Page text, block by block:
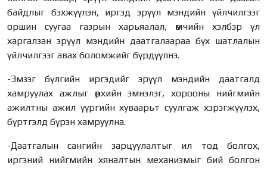
байдлыг бэхжүүлэн, иргэд эрүүл мэндийн үйлчилгээг
оршин суугаа газрын харьяалал, өмчийн хэлбэр үл
харгалзан эрүүл мэндийн даатгалаараа бүх шатлалын
үйлчилгээг авах боломжийг бүрдүүлнэ.
-Эмзэг бүлгийн иргэдийг эрүүл мэндийн даатгалд
хамруулах ажлыг өрхийн эмнэлэг, хорооны нийгмийн
ажилтны ажил үүргийн хуваарьт суулгаж хэрэгжүүлэх,
бүртгэлд бүрэн хамруулна.
-Даатгалын сангийн зарцуулалтыг ил тод болгох,
иргэний нийгмийн хяналтын механизмыг бий болгон